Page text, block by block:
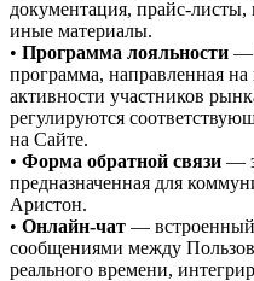
документация, прайс-
иные материалы.
• Программа лояльности —
программа, направленная
активности участников
регулируются
на Сайте.
• Форма обратной связи —
предназначенная для
Аристон.
• Онлайн-чат — встроенный
сообщениями между
реального времени,